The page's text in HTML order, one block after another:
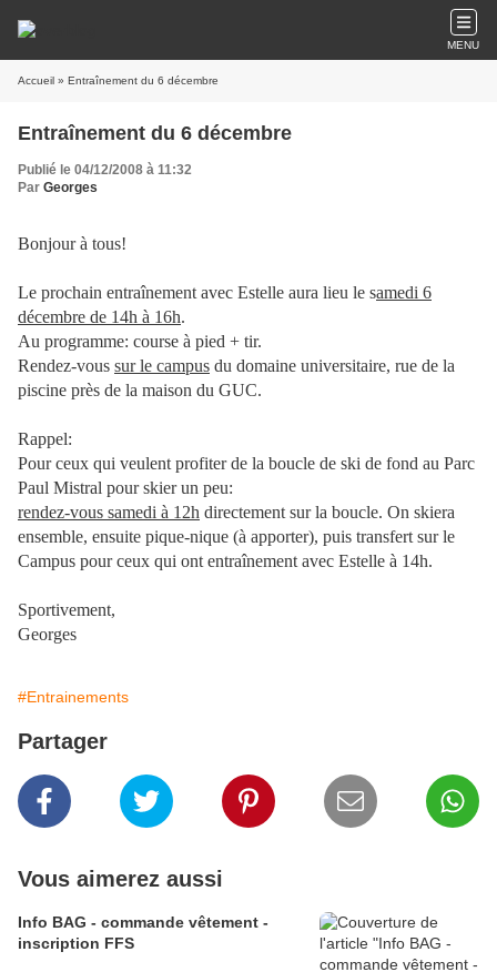
MENU
Accueil » Entraînement du 6 décembre
Entraînement du 6 décembre
Publié le 04/12/2008 à 11:32
Par Georges
Bonjour à tous!
Le prochain entraînement avec Estelle aura lieu le samedi 6
décembre de 14h à 16h.
Au programme: course à pied + tir.
Rendez-vous sur le campus du domaine universitaire, rue de la
piscine près de la maison du GUC.
Rappel:
Pour ceux qui veulent profiter de la boucle de ski de fond au Parc
Paul Mistral pour skier un peu:
rendez-vous samedi à 12h directement sur la boucle. On skiera
ensemble, ensuite pique-nique (à apporter), puis transfert sur le
Campus pour ceux qui ont entraînement avec Estelle à 14h.
Sportivement,
Georges
#Entrainements
Partager
Vous aimerez aussi
Info BAG - commande vêtement -
inscription FFS